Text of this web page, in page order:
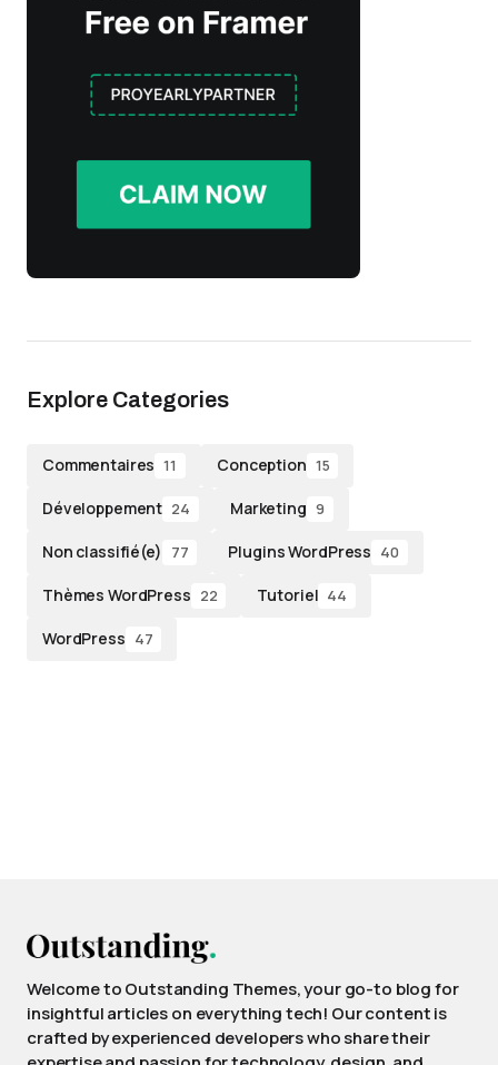
Explore Categories
Commentaires 11 Conception 15
Développement 24 Marketing 9
Non classifié(e) 77 Plugins WordPress 40
Thèmes WordPress 22 Tutoriel 44
WordPress 47
Welcome to Outstanding Themes, your go-to blog for
insightful articles on everything tech! Our content is
crafted by experienced developers who share their